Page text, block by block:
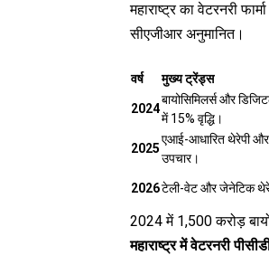
महाराष्ट्र का वेटरनरी
सीएजीआर अनुमानित।
वर्ष मुख्य ट्रेंड्स
2024
बायोसिमिलर्स और
में 15% वृद्धि।
2025
एआई-आधारित थेरेपी
उपचार।
2026टेली-वेट और जेनेटिक
2024 में ₹1,500 करोड़
महाराष्ट्र में वेटरनरी